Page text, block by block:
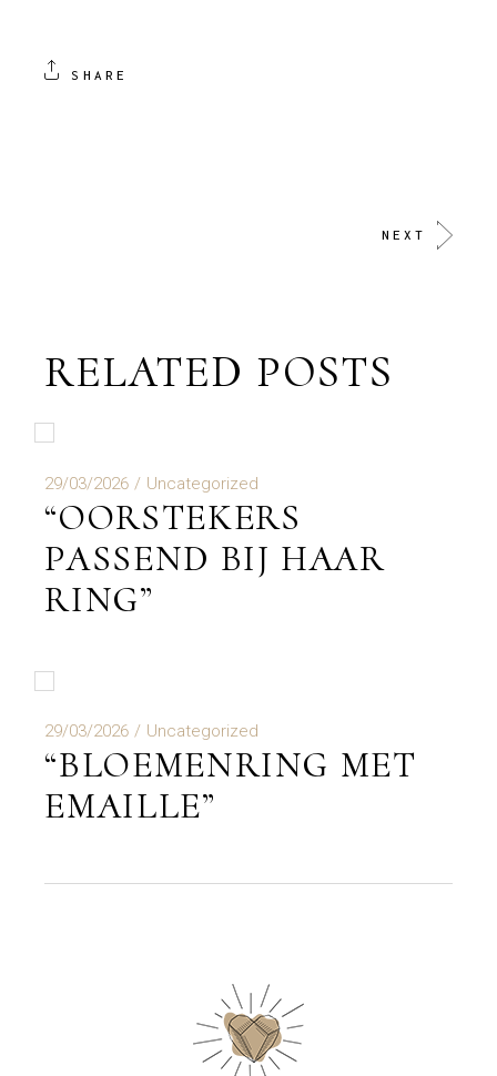
SHARE
NEXT
RELATED POSTS
29/03/2026 Uncategorized
“OORSTEKERS
PASSEND BIJ HAAR
RING”
29/03/2026 Uncategorized
“BLOEMENRING MET
EMAILLE”